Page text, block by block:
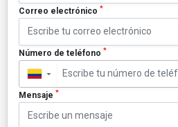
Correo electrónico *
Número de teléfono *
▼
Mensaje *